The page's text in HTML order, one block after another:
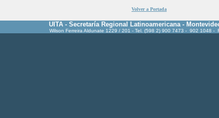
Volver a Portada
UITA - Secretaría Regional Latinoamericana -
Wilson Ferreira Aldunate 1229 / 201 - Tel. (598 2) 900 7473 - 902 1048 -